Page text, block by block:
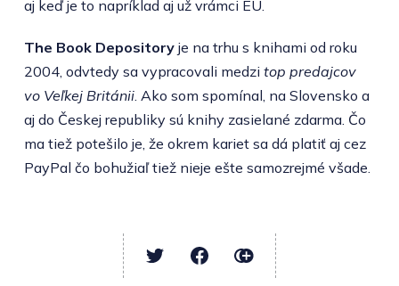
aj keď je to napríklad aj už vrámci EU.
The Book Depositoryje na trhu s knihami od roku
2004, odvtedy sa vypracovali medzi top predajcov
vo Veľkej Británii. Ako som spomínal, na Slovensko a
aj do Českej republiky sú knihy zasielané zdarma. Čo
ma tiež potešilo je, že okrem kariet sa dá platiť aj cez
PayPal čo bohužiaľ tiež nieje ešte samozrejmé všade.